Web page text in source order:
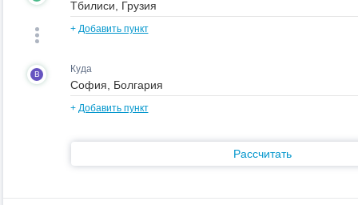
+ Добавить пункт
B Куда
+ Добавить пункт
Рассчитать